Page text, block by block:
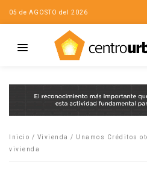
05 de AGOSTO del 2026
Inicio / Vivienda /
Unamos Créditos
vivienda